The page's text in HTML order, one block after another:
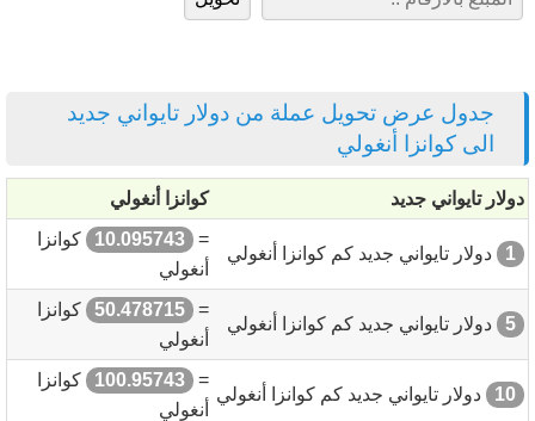
جدول عرض تحويل عملة من دولار تايواني جديد
الى كوانزا أنغولي
دولار تايواني جديد كوانزا أنغولي
1 دولار تايواني جديد كم كوانزا أنغولي
=
10.095743
كوانزا
أنغولي
5 دولار تايواني جديد كم كوانزا أنغولي
=
50.478715
كوانزا
أنغولي
10 دولار تايواني جديد كم كوانزا أنغولي
=
100.95743
كوانزا
أنغولي